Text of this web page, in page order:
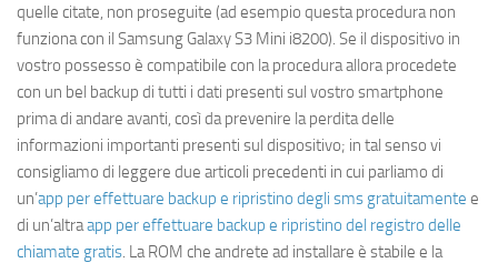
quelle citate, non proseguite (ad esempio questa procedura non
funziona con il Samsung Galaxy S3 Mini i8200). Se il dispositivo in
vostro possesso è compatibile con la procedura allora procedete
con un bel backup di tutti i dati presenti sul vostro smartphone
prima di andare avanti, così da prevenire la perdita delle
informazioni importanti presenti sul dispositivo; in tal senso vi
consigliamo di leggere due articoli precedenti in cui parliamo di
un’app per effettuare backup e ripristino degli sms gratuitamente e
di un’altraapp per effettuare backup e ripristino del registro delle
chiamate gratis. La ROM che andrete ad installare è stabile e la